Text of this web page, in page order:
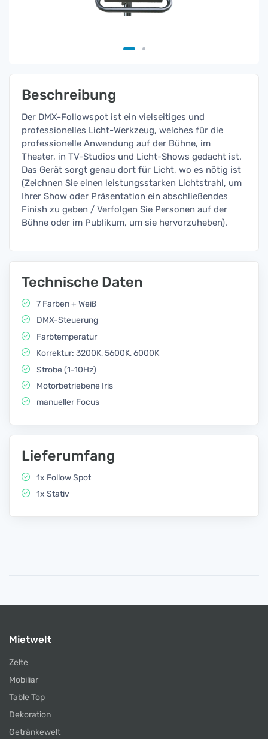
Beschreibung
Der DMX-Followspot ist ein vielseitiges und
professionelles Licht-Werkzeug, welches für die
professionelle Anwendung auf der Bühne, im
Theater, in TV-Studios und Licht-Shows gedacht ist.
Das Gerät sorgt genau dort für Licht, wo es nötig ist
(Zeichnen Sie einen leistungsstarken Lichtstrahl, um
Ihrer Show oder Präsentation ein abschließendes
Finish zu geben / Verfolgen Sie Personen auf der
Bühne oder im Publikum, um sie hervorzuheben).
Technische Daten
7 Farben + Weiß
DMX-Steuerung
Farbtemperatur
Korrektur: 3200K, 5600K, 6000K
Strobe (1-10Hz)
Motorbetriebene Iris
manueller Focus
Lieferumfang
1x Follow Spot
1x Stativ
Mietwelt
Zelte
Mobiliar
Table Top
Dekoration
Getränkewelt